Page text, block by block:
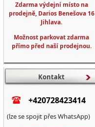
Zdarma výdejní místo na
prodejně, Darios Benešova 16
Jihlava.
Možnost parkovat zdarma
přímo před naší prodejnou.
Kontakt
+420728423414
(lze se spojit přes WhatsApp)